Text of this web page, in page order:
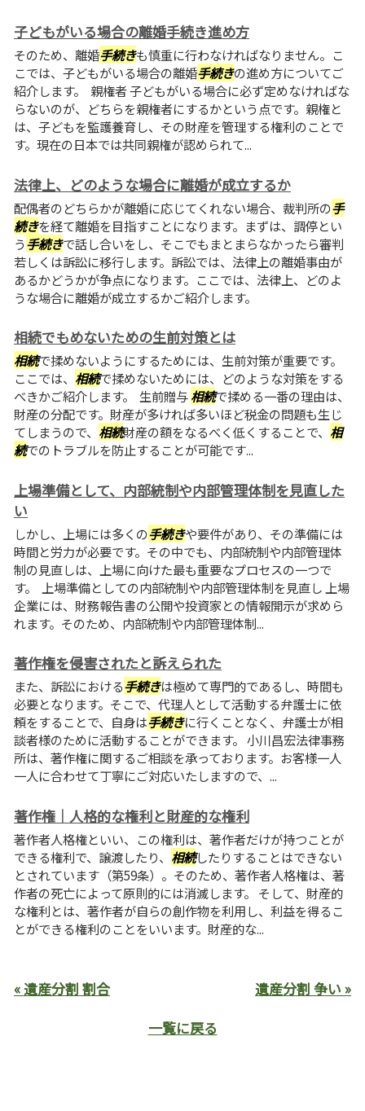
子どもがいる場合の離婚手続き進め方
そのため、離婚手続きも慎重に行わなければなりません。こ
こでは、子どもがいる場合の離婚手続きの進め方についてご
紹介します。 親権者 子どもがいる場合に必ず定めなければな
らないのが、どちらを親権者にするかという点です。親権と
は、子どもを監護養育し、その財産を管理する権利のことで
す。現在の日本では共同親権が認められて...
法律上、どのような場合に離婚が成立するか
配偶者のどちらかが離婚に応じてくれない場合、裁判所の手
続きを経て離婚を目指すことになります。まずは、調停とい
う手続きで話し合いをし、そこでもまとまらなかったら審判
若しくは訴訟に移行します。訴訟では、法律上の離婚事由が
あるかどうかが争点になります。ここでは、法律上、どのよ
うな場合に離婚が成立するかご紹介します。
相続でもめないための生前対策とは
相続で揉めないようにするためには、生前対策が重要です。
ここでは、 相続で揉めないためには、どのような対策をする
べきかご紹介します。 生前贈与相続で揉める一番の理由は、
財産の分配です。財産が多ければ多いほど税金の問題も生じ
てしまうので、 相続財産の額をなるべく低くすることで、 相
続でのトラブルを防止することが可能です...
上場準備として、内部統制や内部管理体制を見直した
い
しかし、上場には多くの手続きや要件があり、その準備には
時間と労力が必要です。その中でも、内部統制や内部管理体
制の見直しは、上場に向けた最も重要なプロセスの一つで
す。 上場準備としての内部統制や内部管理体制を見直し 上場
企業には、財務報告書の公開や投資家との情報開示が求めら
れます。そのため、内部統制や内部管理体制...
著作権を侵害されたと訴えられた
また、訴訟における手続きは極めて専門的であるし、時間も
必要となります。そこで、代理人として活動する弁護士に依
頼をすることで、自身は手続きに行くことなく、弁護士が相
談者様のために活動することができます。 小川昌宏法律事務
所は、著作権に関するご相談を承っております。お客様一人
一人に合わせて丁寧にご対応いたしますので、...
著作権｜人格的な権利と財産的な権利
著作者人格権といい、この権利は、著作者だけが持つことが
できる権利で、譲渡したり、 相続したりすることはできない
とされています（第59条）。そのため、著作者人格権は、著
作者の死亡によって原則的には消滅します。 そして、財産的
な権利とは、著作者が自らの創作物を利用し、利益を得るこ
とができる権利のことをいいます。財産的な...
« 遺産分割 割合
遺産分割 争い »
一覧に戻る